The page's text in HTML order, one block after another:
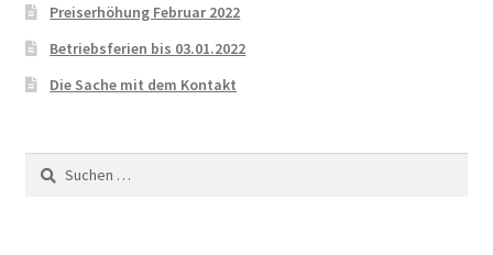
Preiserhöhung Februar 2022
Betriebsferien bis 03.01.2022
Die Sache mit dem Kontakt
Suchen
nach: